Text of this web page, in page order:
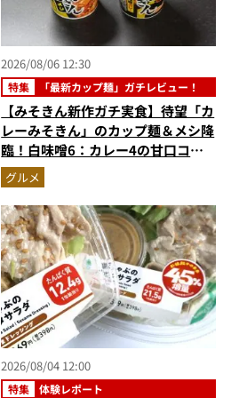
2026/08/06 12:30
特集 「最新カップ麺」ガチレビュー！
【みそきん新作ガチ実食】待望「カ
レーみそきん」のカップ麺＆メシ降
臨！白味噌6：カレー4の甘口コク
旨スープ＆ゴロッと大ぶりポテトに
歓喜
グルメ
2026/08/04 12:00
特集 体験レポート